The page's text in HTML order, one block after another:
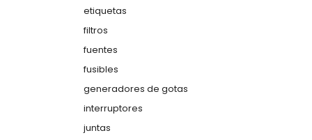
etiquetas
filtros
fuentes
fusibles
generadores de gotas
interruptores
juntas